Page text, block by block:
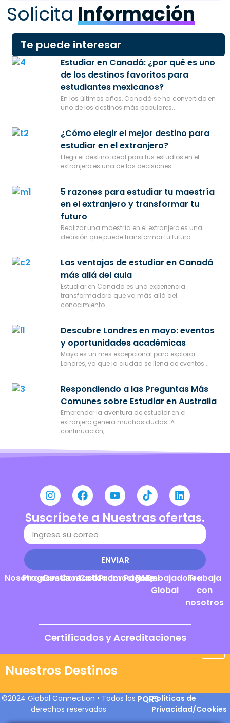
Solicita Información
Te puede interesar
Estudiar en Canadá: ¿por qué es uno
de los destinos favoritos para
estudiantes mexicanos?
En los últimos años, Canadá se ha convertido en
uno de los destinos más populares...
¿Cómo elegir el mejor destino para
estudiar en el extranjero?
Elegir el destino ideal para tus estudios en el
extranjero es una de las decisiones...
5 razones para estudiar tu maestría
en el extranjero y transformar tu
futuro
Realizar una maestría en el extranjero es una
decisión que puede transformar tu futuro...
Las ventajas de estudiar en Canadá
más allá del aula
Estudiar en Canadá es una experiencia
transformadora que va más allá del
conocimiento...
Descubre Londres en mayo: eventos
y oportunidades académicas
Mayo es un mes excepcional para explorar
Londres, ya que la ciudad se llena de eventos...
Respondiendo a las Preguntas Más
Comunes sobre Estudiar en Australia
Emprender la aventura de estudiar en el
extranjero genera muchas dudas. A
continuación,...
Suscríbete a Nuestras ofertas.
ENVIAR
Nosotros
Programas
Destinos
Contacto
Cotizador
Promociones
Pagos
FAQs
Embajadores
Global
Trabaja
con
nosotros
Certificados y Acreditaciones
Nuestros Destinos
©2024 Global Connection • Todos los
derechos reservados
PQRSPolíticas de
Privacidad/Cookies